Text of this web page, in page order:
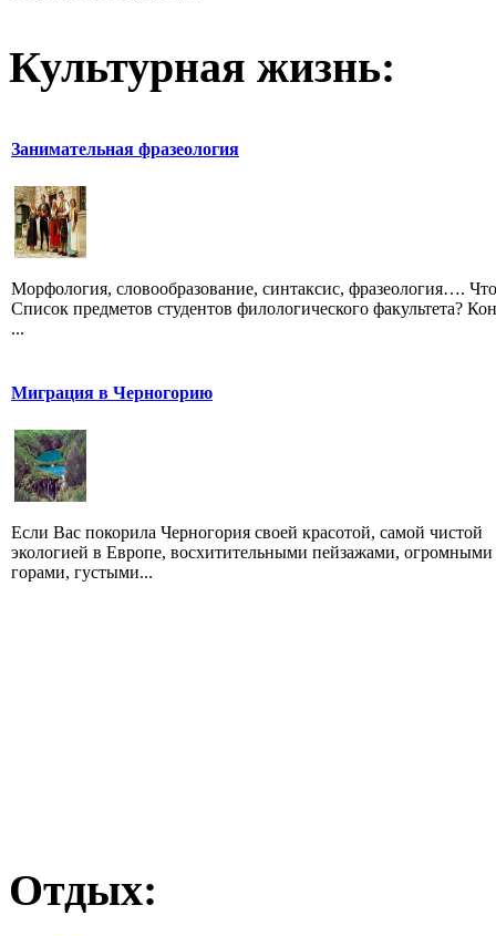
Культурная жизнь:
Занимательная фразеология
Морфология, словообразование, синтаксис, фразеология….
Список предметов студентов филологического факультета?
...
Миграция в Черногорию
Если Вас покорила Черногория своей красотой, самой чистой
экологией в Европе, восхитительными пейзажами, огромными
горами, густыми...
Отдых: